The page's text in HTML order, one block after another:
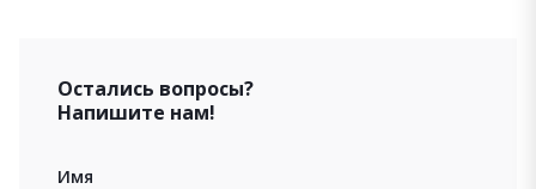
Остались вопросы?
Напишите нам!
Имя